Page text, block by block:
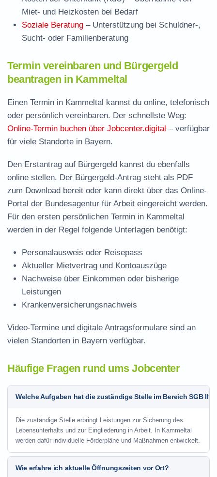
Miet- und Heizkosten bei Bedarf
Soziale Beratung – Unterstützung bei Schuldner-,
Sucht- oder Familienberatung
Termin vereinbaren und Bürgergeld
beantragen in Kammeltal
Einen Termin in Kammeltal kannst du online, telefonisch
oder persönlich vereinbaren. Der schnellste Weg:
Online-Termin buchen über Jobcenter.digital – verfügbar
für viele Standorte in Bayern.
Den Erstantrag auf Bürgergeld kannst du ebenfalls
online stellen. Der Bürgergeld-Antrag steht als PDF
zum Download bereit oder kann direkt über das Online-
Portal der Bundesagentur für Arbeit eingereicht werden.
Für den ersten persönlichen Termin in Kammeltal
werden in der Regel folgende Unterlagen benötigt:
Personalausweis oder Reisepass
Aktueller Mietvertrag und Kontoauszüge
Nachweise über Einkommen oder bisherige
Leistungen
Krankenversicherungsnachweis
Video-Termine und digitale Antragsformulare sind an
vielen Standorten in Bayern verfügbar.
Häufige Fragen rund ums Jobcenter
Welche Aufgaben hat die zuständige Stelle im Bereich SGB II?
Die zuständige Stelle erbringt Leistungen zur Sicherung des
Lebensunterhalts und zur Eingliederung in Arbeit. In Kammeltal
werden dafür individuelle Förderpläne und Maßnahmen entwickelt.
Wie erfahre ich aktuelle Öffnungszeiten vor Ort?